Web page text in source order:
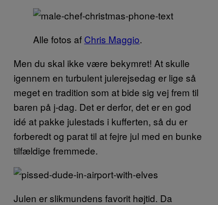
Alle fotos af Chris Maggio.
Men du skal ikke være bekymret! At skulle
igennem en turbulent julerejsedag er lige så
meget en tradition som at bide sig vej frem til
baren på j-dag. Det er derfor, det er en god
idé at pakke julestads i kufferten, så du er
forberedt og parat til at fejre jul med en bunke
tilfældige fremmede.
Julen er slikmundens favorit højtid. Da